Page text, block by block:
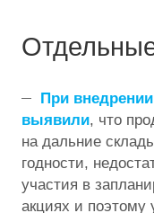
При
выявили, что
на дальние
годности,
участия в
акциях и поэтому